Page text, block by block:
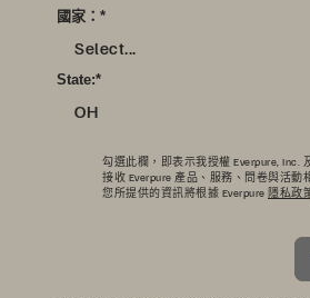
*
國家：
Select...
*
State:
OH
勾選此欄，即表示我授權 Everpure, Inc.
接收 Everpure 產品、服務、問卷與活動
您所提供的資訊將根據 Everpure 隱私政